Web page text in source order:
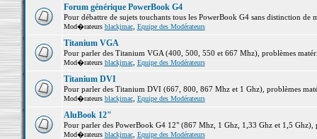
Forum générique PowerBook G4
Pour débattre de sujets touchants tous les PowerBook G4 sans distinction de
Mod�rateurs blackjmac, Equipe des Modérateurs
Titanium VGA
Pour parler des Titanium VGA (400, 500, 550 et 667 Mhz), problèmes
Mod�rateurs blackjmac, Equipe des Modérateurs
Titanium DVI
Pour parler des Titanium DVI (667, 800, 867 Mhz et 1 Ghz), problèmes
Mod�rateurs blackjmac, Equipe des Modérateurs
AluBook 12"
Pour parler des PowerBook G4 12" (867 Mhz, 1 Ghz, 1,33 Ghz et 1,5 Ghz),
Mod�rateurs blackjmac, Equipe des Modérateurs